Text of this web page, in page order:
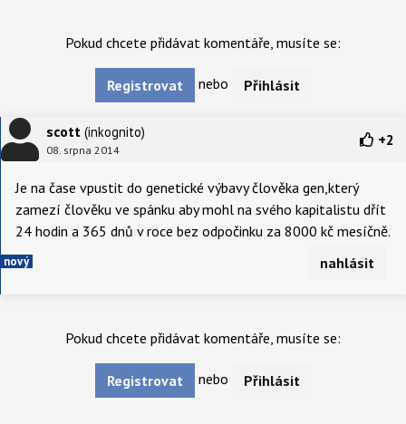
Pokud chcete přidávat komentáře, musíte se:
Registrovat nebo Přihlásit
scott (inkognito)
08. srpna 2014
+2
Je na čase vpustit do genetické výbavy člověka gen,který
zamezí člověku ve spánku aby mohl na svého kapitalistu dřít
24 hodin a 365 dnů v roce bez odpočinku za 8000 kč mesíčně.
nový nahlásit
Pokud chcete přidávat komentáře, musíte se:
Registrovat nebo Přihlásit